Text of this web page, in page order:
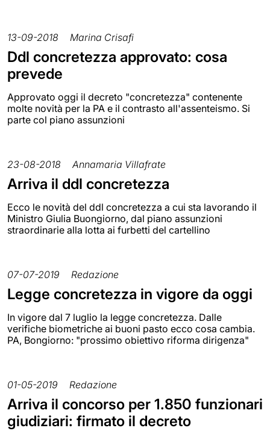
13-09-2018 Marina Crisafi
Ddl concretezza approvato: cosa
prevede
Approvato oggi il decreto "concretezza" contenente
molte novità per la PA e il contrasto all'assenteismo. Si
parte col piano assunzioni
23-08-2018 Annamaria Villafrate
Arriva il ddl concretezza
Ecco le novità del ddl concretezza a cui sta lavorando il
Ministro Giulia Buongiorno, dal piano assunzioni
straordinarie alla lotta ai furbetti del cartellino
07-07-2019 Redazione
Legge concretezza in vigore da oggi
In vigore dal 7 luglio la legge concretezza. Dalle
verifiche biometriche ai buoni pasto ecco cosa cambia.
PA, Bongiorno: "prossimo obiettivo riforma dirigenza"
01-05-2019 Redazione
Arriva il concorso per 1.850 funzionari
giudiziari: firmato il decreto